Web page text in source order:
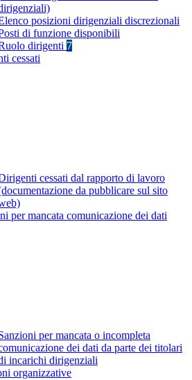
posizioni dirigenziali discrezionali
di funzione disponibili
dirigenti 7
cessati
cessati dal rapporto di lavoro
da pubblicare sul sito
per mancata comunicazione dei dati
per mancata o incompleta
dei dati da parte dei titolari
incarichi dirigenziali
organizzative